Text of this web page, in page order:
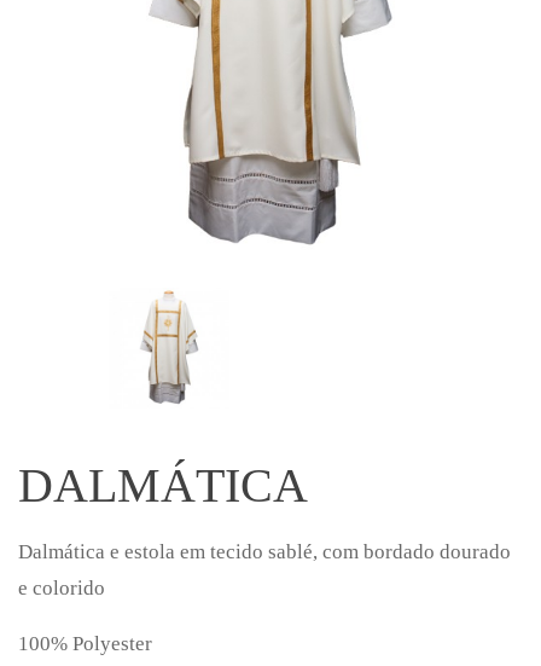
DALMÁTICA
Dalmática e estola em tecido sablé, com bordado dourado
e colorido
100% Polyester